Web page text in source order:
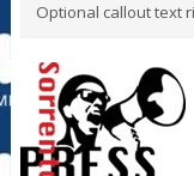
Optional callout text